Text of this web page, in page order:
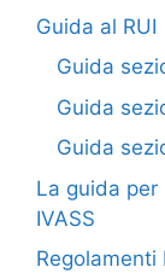
Guida al RUI
Guida
Guida
Guida
La guida per
IVASS
Regolamenti